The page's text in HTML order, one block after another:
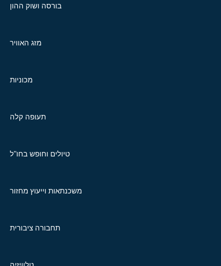
בורסה ושוק ההון
מזג האוויר
מכוניות
תעופה קלה
טיולים וחופש בחו"ל
משכנתאות וייעוץ מחזור
תחבורה ציבורית